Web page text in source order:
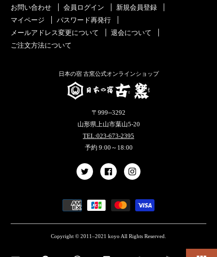
日本の宿 古窯公式オンラインショップ
〒999--3292
山形県上山市葉山5-20
TEL:023-673-2395
予約 9:00～18:00
お問い合わせ
会員ログイン
新規会員登録
マイページ
パスワード再発行
メールアドレス変更について
退会について
ご注文方法について
Copyright © 2011–2021 koyo All Rights Reserved.